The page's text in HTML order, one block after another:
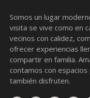
Somos un lugar
visita se vive como en
vecinos con calidez,
ofrecer experiencias
compartir en familia.
contamos con
también disfruten.